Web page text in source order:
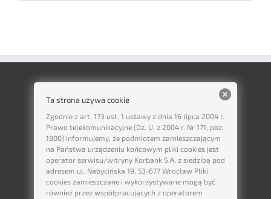
Ta strona używa cookie
Zgodnie z art. 173 ust. 1 ustawy z dnia 16 lipca 2004 r.
Prawo telekomunikacyjne (Dz. U. z 2004 r. Nr 171, poz.
1800) informujemy, że podmiotem zamieszczającym
na Państwa urządzeniu końcowym pliki cookies jest
operator serwisu/witryny Korbank S.A. z siedzibą pod
adresem ul. Nabycińska 19, 53-677 Wrocław Pliki
cookies zamieszczane i wykorzystywane mogą być
również przez współpracujących z operatorem